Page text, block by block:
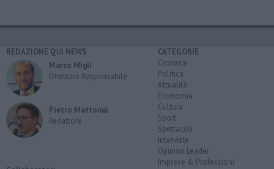
REDAZIONE QUI NEWS
Marco Migli
Direttore Responsabile
Pietro Mattonai
Redattore
CATEGORIE
Cronaca
Politica
Attualità
Economia
Cultura
Sport
Spettacoli
Interviste
Opinion Leader
Imprese & Professioni